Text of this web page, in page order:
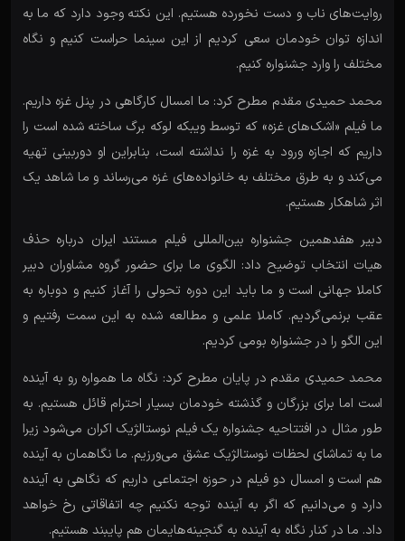
روایت‌های ناب و دست نخورده هستیم. این نکته وجود دارد که ما به
اندازه توان خودمان سعی کردیم از این سینما حراست کنیم و نگاه
مختلف را وارد جشنواره کنیم.
محمد حمیدی مقدم مطرح کرد: ما امسال کارگاهی در پنل غزه داریم.
ما فیلم «اشک‌های غزه» که توسط ویبکه لوکه برگ ساخته شده است را
داریم که اجازه ورود به غزه را نداشته است، بنابراین او دوربینی تهیه
می‌کند و به طرق مختلف به خانواده‌های غزه می‌رساند و ما شاهد یک
اثر شاهکار هستیم.
دبیر هفدهمین جشنواره بین‌المللی فیلم مستند ایران درباره حذف
هیات انتخاب توضیح داد: الگوی ما برای حضور گروه مشاوران دبیر
کاملا جهانی است و ما باید این دوره تحولی را آغاز کنیم و دوباره به
عقب برنمی‌گردیم. کاملا علمی و مطالعه شده به این سمت رفتیم و
این الگو را در جشنواره بومی کردیم.
محمد حمیدی مقدم در پایان مطرح کرد: نگاه ما همواره رو به آینده
است اما برای بزرگان و گذشته خودمان بسیار احترام قائل هستیم. به
طور مثال در افتتاحیه جشنواره یک فیلم‌ نوستالژیک اکران می‌شود زیرا
ما به تماشای لحظات نوستالژیک عشق می‌ورزیم. ما نگاهمان به آینده
هم است و امسال دو فیلم در حوزه اجتماعی داریم که نگاهی به آینده
دارد و می‌دانیم که اگر به آینده توجه نکنیم چه اتفاقاتی رخ خواهد
داد. ما در کنار نگاه به آینده به گنجینه‌هایمان هم‌ پایبند هستیم‌.